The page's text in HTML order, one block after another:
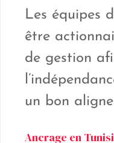
Les équipes
être
de gestion
un bon
Ancrage en